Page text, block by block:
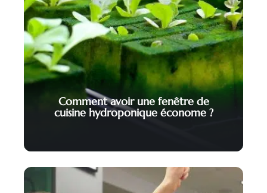
Comment avoir une fenêtre de
cuisine hydroponique économe ?